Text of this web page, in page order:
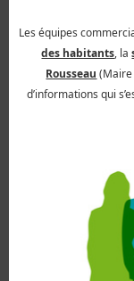
Les équipes
des habitants, la
Rousseau
d’informations qui